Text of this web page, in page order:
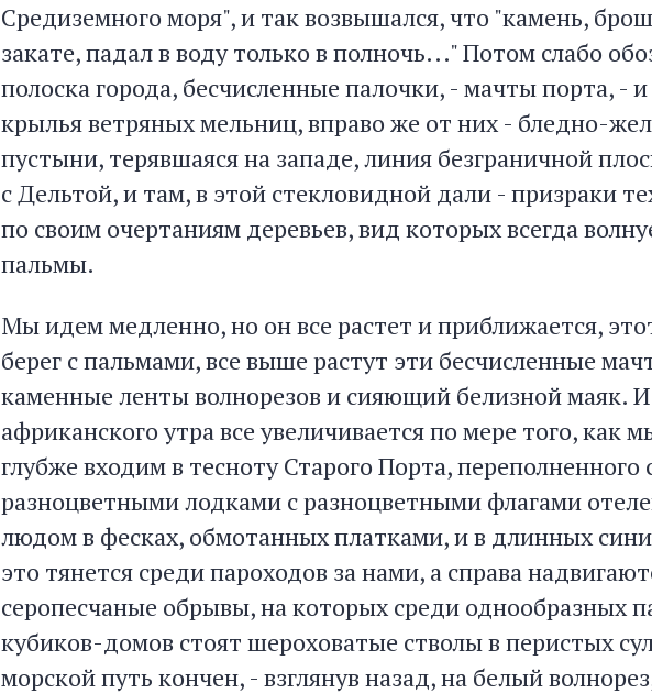
Средиземного моря", и так возвышался, что "камень,
закате, падал в воду только в полночь..." Потом слабо
полоска города, бесчисленные палочки, - мачты порта, -
крылья ветряных мельниц, вправо же от них - бледно-
пустыни, терявшаяся на западе, линия безграничной
с Дельтой, и там, в этой стекловидной дали - призраки
по своим очертаниям деревьев, вид которых всегда
пальмы.
Мы идем медленно, но он все растет и приближается,
берег с пальмами, все выше растут эти бесчисленные
каменные ленты волнорезов и сияющий белизной маяк.
африканского утра все увеличивается по мере того, как
глубже входим в тесноту Старого Порта, переполненного
разноцветными лодками с разноцветными флагами
людом в фесках, обмотанных платками, и в длинных
это тянется среди пароходов за нами, а справа
серопесчаные обрывы, на которых среди однообразных
кубиков-домов стоят шероховатые стволы в перистых
морской путь кончен, - взглянув назад, на белый